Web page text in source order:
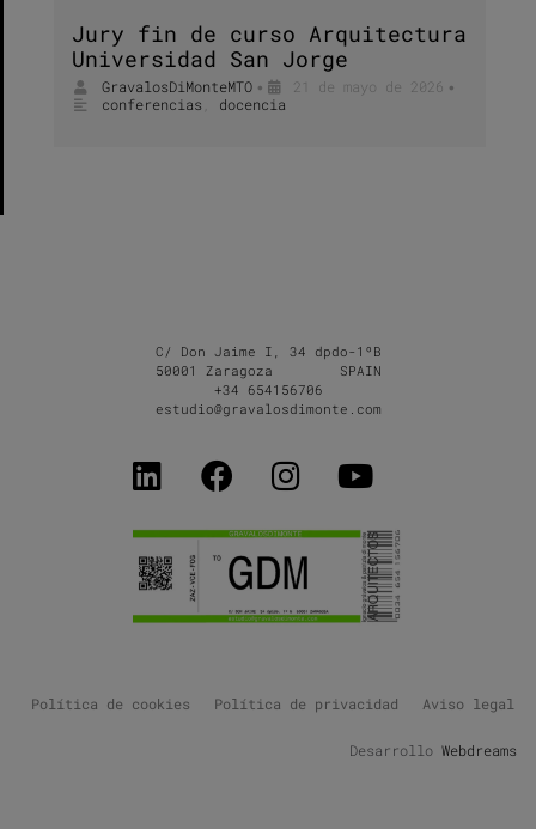
Jury fin de curso Arquitectura
Universidad San Jorge
GravalosDiMonteMTO • 21 de mayo de 2026 •
conferencias docencia
C/ Don Jaime I, 34 dpdo-1ºB
50001 Zaragoza SPAIN
+34 654156706
estudio@gravalosdimonte.com
Política de cookies Política de privacidad Aviso legal
Desarrollo Webdreams